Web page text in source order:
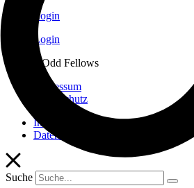
Login
Login
© 2026 Odd Fellows
Impressum
Datenschutz
Impressum
Datenschutz
Suche